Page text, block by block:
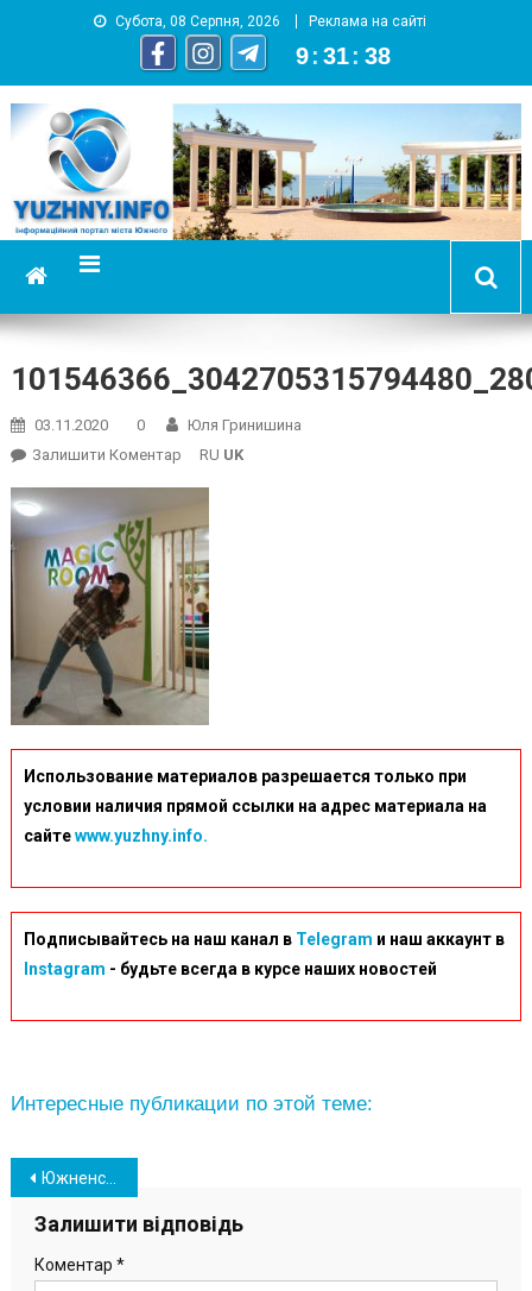
Субота, 08 Серпня, 2026 Реклама на сайті
9 : 31 : 39
YUZHNY.INFO
информационный портал города Южный
03.11.2020 0
Юля Гринишина
Залишити КоментарOn RU UK
Использование материалов разрешается только при
условии наличия прямой ссылки на адрес материала на
сайтеwww.yuzhny.info.
Подписывайтесь на наш канал в Telegram и наш аккаунт в
Instagram - будьте всегда в курсе наших новостей
Интересные публикации по этой теме:
Навігація
записів
Южненская студия детских праздников отмечает год со дня основания
Залишити відповідь
Коментар *